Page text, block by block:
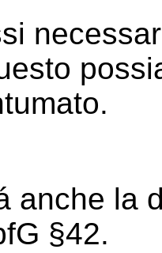
anche la
§42.